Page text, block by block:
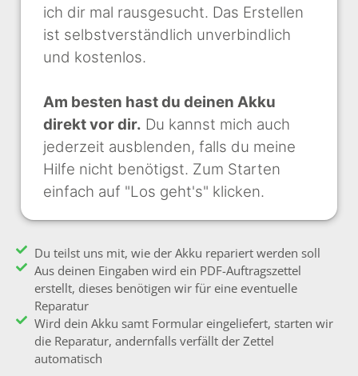
ich dir mal rausgesucht. Das Erstellen
ist selbstverständlich unverbindlich
und kostenlos.
Am besten hast du deinen Akku
direkt vor dir. Du kannst mich auch
jederzeit ausblenden, falls du meine
Hilfe nicht benötigst. Zum Starten
einfach auf "Los geht's" klicken.
Du teilst uns mit, wie der Akku repariert werden soll
Aus deinen Eingaben wird ein PDF-Auftragszettel
erstellt, dieses benötigen wir für eine eventuelle
Reparatur
Wird dein Akku samt Formular eingeliefert, starten wir
die Reparatur, andernfalls verfällt der Zettel
automatisch